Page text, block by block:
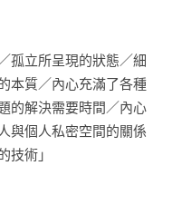
本書我就從如何「聽」
」的方法，將我二十多
。
孤立所呈現的狀態／細
本質／內心充滿了各種
的解決需要時間／內心
與個人私密空間的關係
技術」